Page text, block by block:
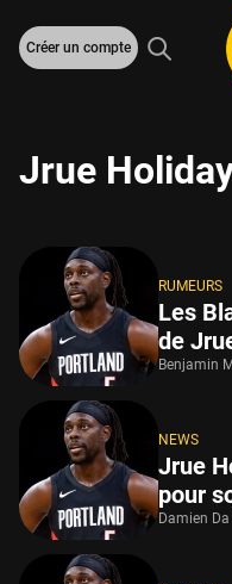
Créer un compte
Jrue
RUMEURS
Les
de
Benjamin
NEWS
Jrue
pour
Damien